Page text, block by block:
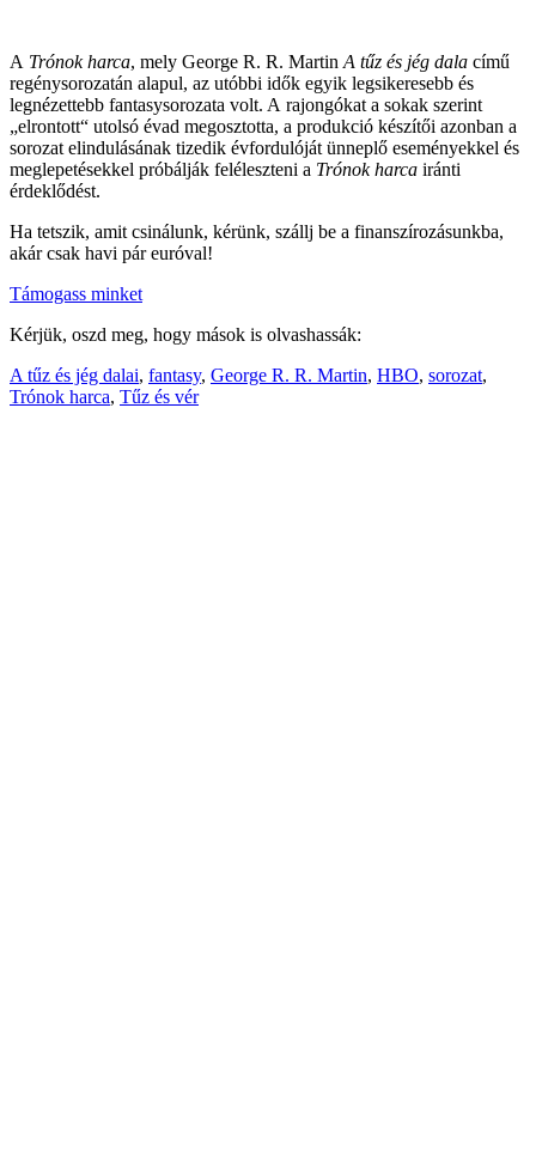
A Trónok harca, mely George R. R. Martin A tűz és jég dala című
regénysorozatán alapul, az utóbbi idők egyik legsikeresebb és
legnézettebb fantasysorozata volt. A rajongókat a sokak szerint
„elrontott“ utolsó évad megosztotta, a produkció készítői azonban a
sorozat elindulásának tizedik évfordulóját ünneplő eseményekkel és
meglepetésekkel próbálják feléleszteni a Trónok harca iránti
érdeklődést.
Ha tetszik, amit csinálunk, kérünk, szállj be a finanszírozásunkba,
akár csak havi pár euróval!
Támogass minket
Kérjük, oszd meg, hogy mások is olvashassák:
A tűz és jég dalai, fantasy, George R. R. Martin, HBO, sorozat,
Trónok harca, Tűz és vér